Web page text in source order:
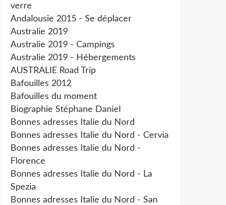
verre
Andalousie 2015 - Se déplacer
Australie 2019
Australie 2019 - Campings
Australie 2019 - Hébergements
AUSTRALIE Road Trip
Bafouilles 2012
Bafouilles du moment
Biographie Stéphane Daniel
Bonnes adresses Italie du Nord
Bonnes adresses Italie du Nord - Cervia
Bonnes adresses Italie du Nord -
Florence
Bonnes adresses Italie du Nord - La
Spezia
Bonnes adresses Italie du Nord - San